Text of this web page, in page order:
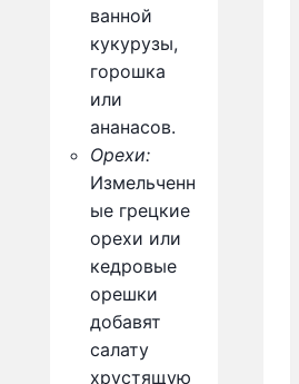
ванной
кукурузы,
горошка
или
ананасов.
Орехи:
Измельченн
ые грецкие
орехи или
кедровые
орешки
добавят
салату
хрустящую